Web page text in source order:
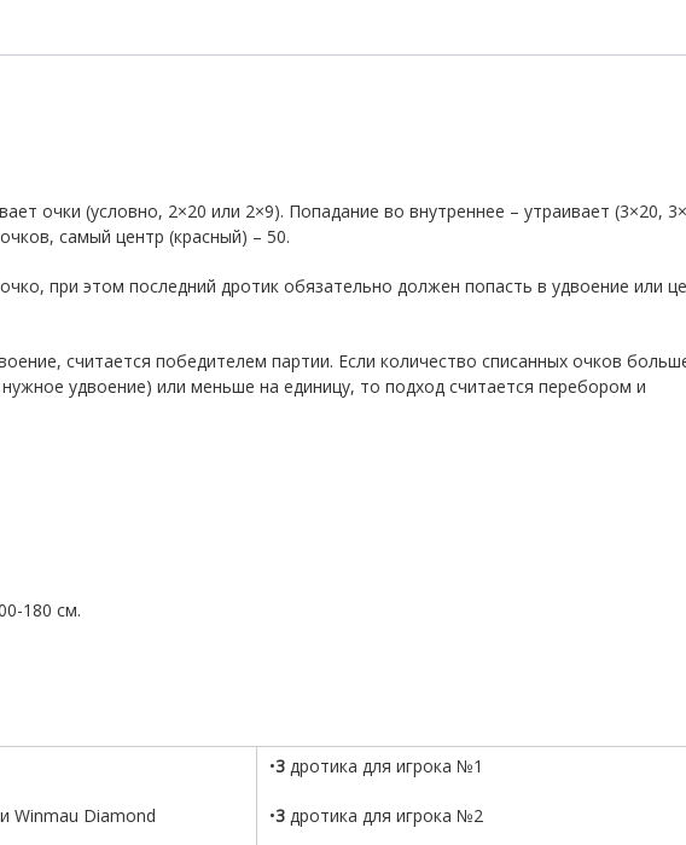
очки (условно, 2×20 или 2×9). Попадание во внутреннее – утраивает (3×20,
самый центр (красный) – 50.
при этом последний дротик обязательно должен попасть в удвоение или
считается победителем партии. Если количество списанных очков
удвоение) или меньше на единицу, то подход считается перебором и
180 см.
Winmau Diamond
•3 дротика для игрока №1
•3 дротика для игрока №2